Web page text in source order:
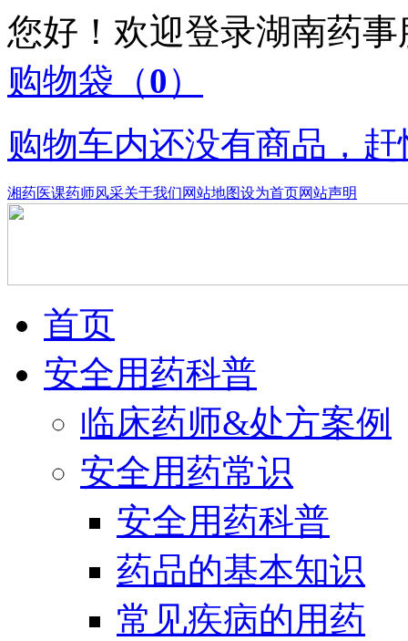
您好！欢迎登录湖南药
购物袋 （0）
购物车内还没有商品，
湘药医课药师风采关于我们网站地图设为首页网站声明
首页
安全用药科普
临床药师&处方案例
安全用药常识
安全用药科普
药品的基本知识
常见疾病的用药